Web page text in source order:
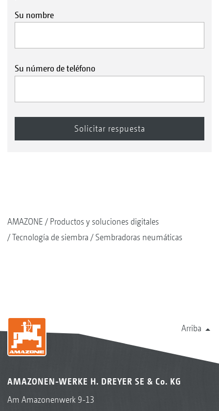
Su nombre
Su número de teléfono
AMAZONE
Productos y soluciones digitales
Tecnología de siembra
Sembradoras neumáticas
Arriba
AMAZONEN-WERKE H. DREYER SE & Co. KG
Am Amazonenwerk 9-13